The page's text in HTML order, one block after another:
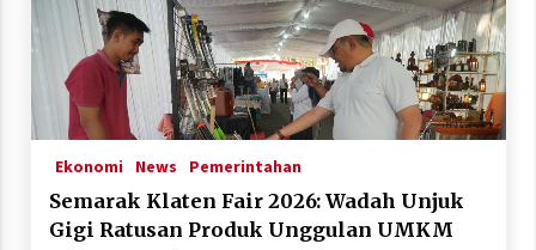
Ekonomi News Pemerintahan
Semarak Klaten Fair 2026: Wadah Unjuk
Gigi Ratusan Produk Unggulan UMKM